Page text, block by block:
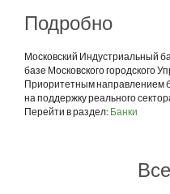
Подробно
Московский Индустриальный
базе Московского городского
Приоритетным направлением
на поддержку реального
Перейти в раздел: Банки